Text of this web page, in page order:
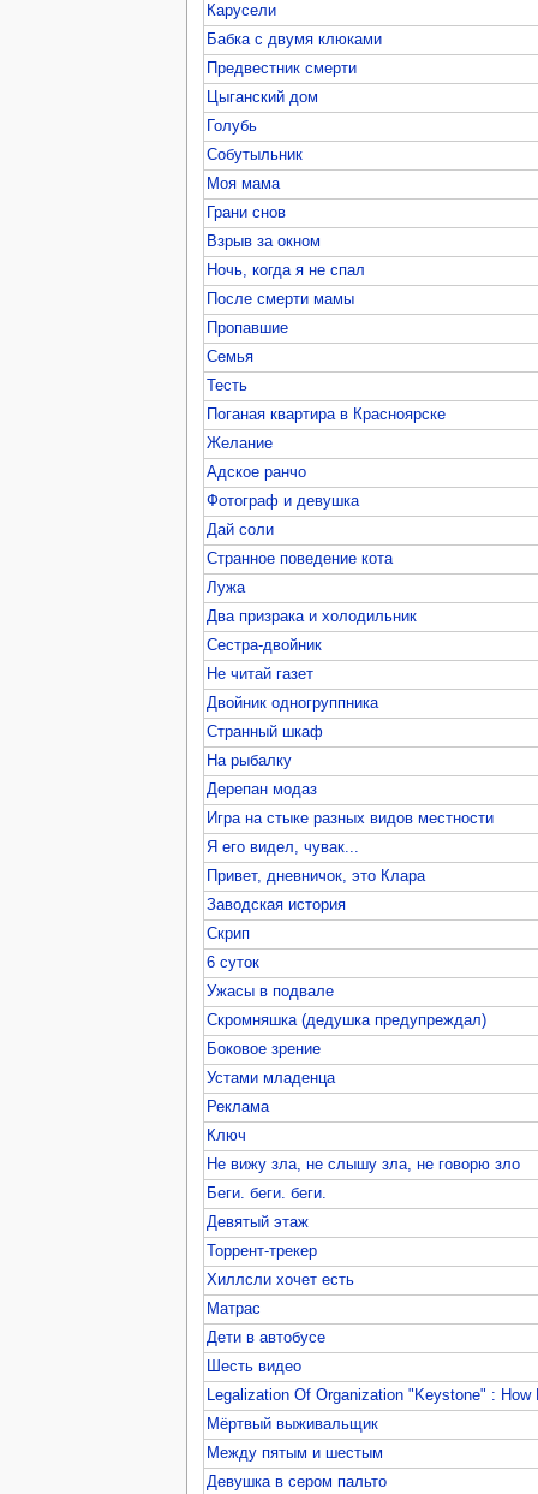
Карусели
Бабка с двумя клюками
Предвестник смерти
Цыганский дом
Голубь
Собутыльник
Моя мама
Грани снов
Взрыв за окном
Ночь, когда я не спал
После смерти мамы
Пропавшие
Семья
Тесть
Поганая квартира в Красноярске
Желание
Адское ранчо
Фотограф и девушка
Дай соли
Странное поведение кота
Лужа
Два призрака и холодильник
Сестра-двойник
Не читай газет
Двойник одногруппника
Странный шкаф
На рыбалку
Дерепан модаз
Игра на стыке разных видов местности
Я его видел, чувак...
Привет, дневничок, это Клара
Заводская история
Скрип
6 суток
Ужасы в подвале
Скромняшка (дедушка предупреждал)
Боковое зрение
Устами младенца
Реклама
Ключ
Не вижу зла, не слышу зла, не говорю зло
Беги. беги. беги.
Девятый этаж
Торрент-трекер
Хиллсли хочет есть
Матрас
Дети в автобусе
Шесть видео
Legalization Of Organization "Keystone" :
Мёртвый выживальщик
Между пятым и шестым
Девушка в сером пальто